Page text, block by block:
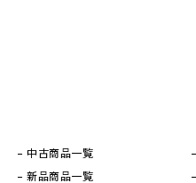
中古商品一覧
新品商品一覧